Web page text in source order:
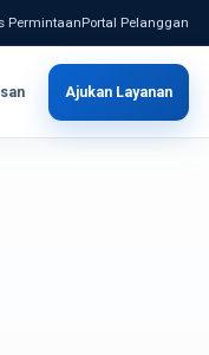
PermintaanPortal Pelanggan
Ajukan Layanan